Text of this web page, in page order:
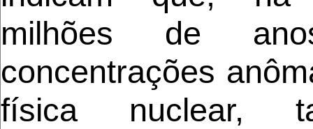
milhões de
concentrações
física nuclear,